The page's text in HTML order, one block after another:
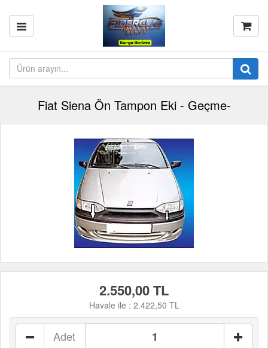
Fiat Siena Ön Tampon Eki - Geçme-
2.550,00 TL
Havale ile : 2.422,50 TL
Adet